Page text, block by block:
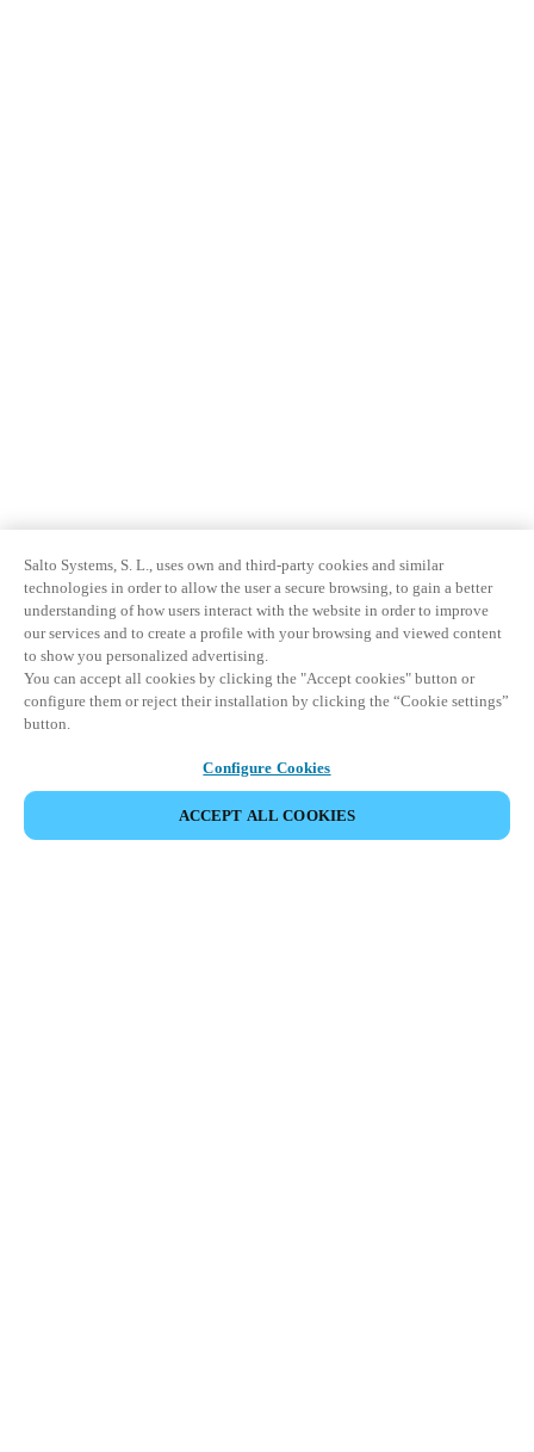
Salto Systems, S. L., uses own and third-party cookies and similar
technologies in order to allow the user a secure browsing, to gain a better
understanding of how users interact with the website in order to improve
our services and to create a profile with your browsing and viewed content
to show you personalized advertising.
You can accept all cookies by clicking the "Accept cookies" button or
configure them or reject their installation by clicking the “Cookie settings”
button.
Configure Cookies
ACCEPT ALL COOKIES